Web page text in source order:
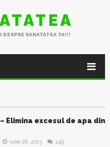
DESPRE SANATATEA TA!!!
– Elimina excesul de apa din
iulie 28, 2013 149